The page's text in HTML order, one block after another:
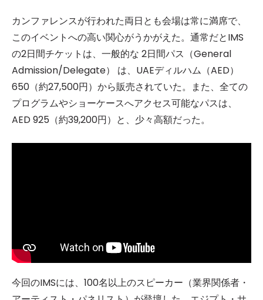
カンファレンスが行われた両日とも会場は常に満席で、
このイベントへの高い関心がうかがえた。通常だとIMS
の2日間チケットは、一般的な 2日間パス（General
Admission/Delegate） は、UAEディルハム（AED）
650（約27,500円）から販売されていた。また、全ての
プログラムやショーケースへアクセス可能なパスは、
AED 925（約39,200円）と、少々高額だった。
今回のIMSには、100名以上のスピーカー（業界関係者・